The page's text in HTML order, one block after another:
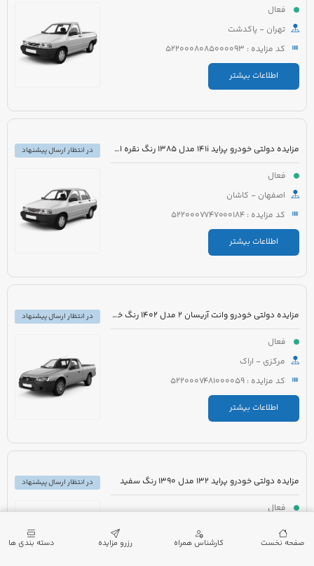
فعال
تهران - پاکدشت
کد مزایده : 5220008085000093
اطلاعات بیشتر
مزایده دولتی خودرو پراید 141i مدل 1385 رنگ نقره ای متالیک
فعال
اصفهان - کاشان
کد مزایده : 5220007747000184
اطلاعات بیشتر
در انتظار ارسال پیشنهاد
مزایده دولتی خودرو وانت آریسان 2 مدل 1402 رنگ خاکستری متالیک
فعال
مرکزی - اراک
کد مزایده : 5220007481000059
اطلاعات بیشتر
در انتظار ارسال پیشنهاد
مزایده دولتی خودرو پراید 132 مدل 1390 رنگ سفید
فعال
گیلان - لنگرود
کد مزایده : 5220007432000173
در انتظار ارسال پیشنهاد
صفحه نخست کارشناس همراه رزرو مزایده دسته بندی ها